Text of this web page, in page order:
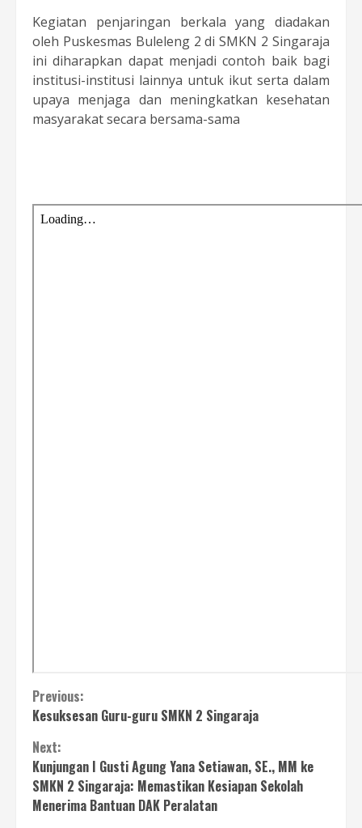
Kegiatan penjaringan berkala yang diadakan
oleh Puskesmas Buleleng 2 di SMKN 2 Singaraja
ini diharapkan dapat menjadi contoh baik bagi
institusi-institusi lainnya untuk ikut serta dalam
upaya menjaga dan meningkatkan kesehatan
masyarakat secara bersama-sama
Continue
Reading
Previous:
Kesuksesan Guru-guru SMKN 2 Singaraja
Next:
Kunjungan I Gusti Agung Yana Setiawan, SE., MM ke
SMKN 2 Singaraja: Memastikan Kesiapan Sekolah
Menerima Bantuan DAK Peralatan